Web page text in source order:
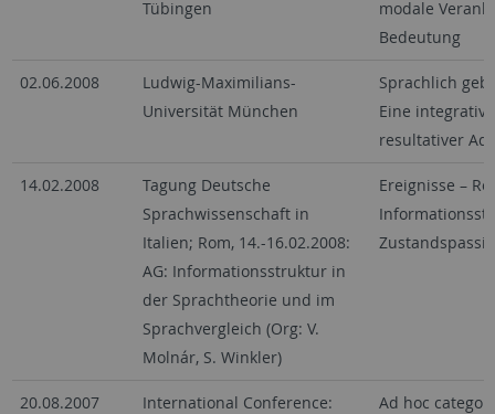
Tübingen
modale
Bedeutung
02.06.2008
Ludwig-Maximilians-
Universität München
Sprachlich
Eine
resultativer
14.02.2008
Tagung Deutsche
Sprachwissenschaft in
Italien; Rom, 14.-16.02.2008:
AG: Informationsstruktur in
der Sprachtheorie und im
Sprachvergleich (Org: V.
Molnár, S. Winkler)
Ereignisse –
Zustandspassiv
20.08.2007
International Conference:
Ad hoc